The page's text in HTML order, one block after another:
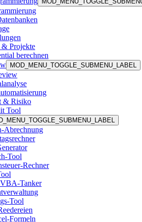
& Projekte
berechnen
MOD_MENU_TOGGLE_SUBMENU_LABEL
& Risiko
Tool
Abrechnung
Tool
Rechner
Tanker
Tool
Formeln